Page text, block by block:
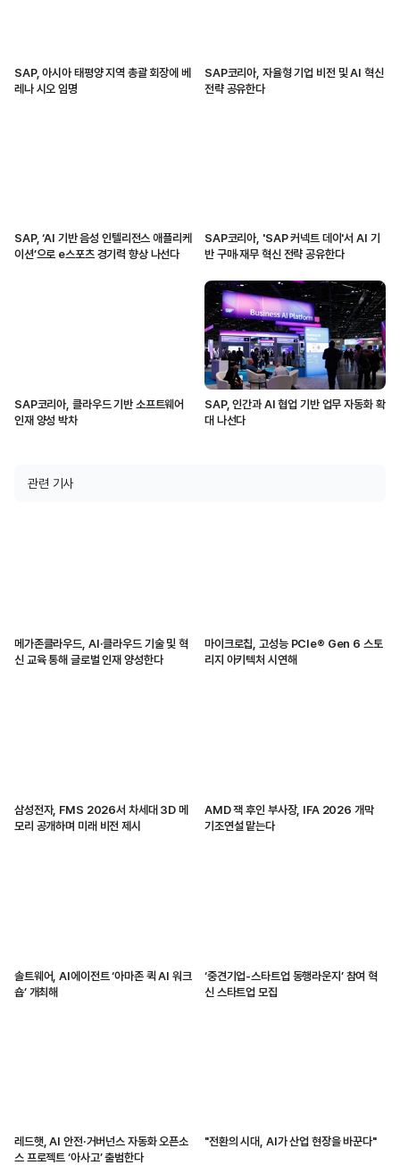
SAP, 아시아 태평양 지역 총괄 회장에 베
레나 시오 임명
SAP코리아, 자율형 기업 비전 및 AI 혁신
전략 공유한다
SAP, ‘AI 기반 음성 인텔리전스 애플리케
이션’으로 e스포츠 경기력 향상 나선다
SAP코리아, 'SAP 커넥트 데이'서 AI 기
반 구매·재무 혁신 전략 공유한다
SAP코리아, 클라우드 기반 소프트웨어
인재 양성 박차
SAP, 인간과 AI 협업 기반 업무 자동화 확
대 나선다
관련 기사
메가존클라우드, AI·클라우드 기술 및 혁
신 교육 통해 글로벌 인재 양성한다
마이크로칩, 고성능 PCIe® Gen 6 스토
리지 아키텍처 시연해
삼성전자, FMS 2026서 차세대 3D 메
모리 공개하며 미래 비전 제시
AMD 잭 후인 부사장, IFA 2026 개막
기조연설 맡는다
솔트웨어, AI에이전트 ‘아마존 퀵 AI 워크
숍’ 개최해
‘중견기업-스타트업 동행라운지’ 참여 혁
신 스타트업 모집
레드햇, AI 안전·거버넌스 자동화 오픈소
스 프로젝트 ‘아사고’ 출범한다
"전환의 시대, AI가 산업 현장을 바꾼다"